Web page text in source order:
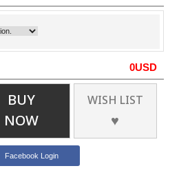
0USD
BUY
NOW
WISH LIST
♥
Facebook Login